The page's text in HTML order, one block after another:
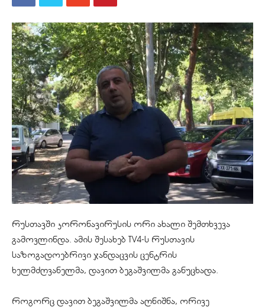
რუსთავში კორონავირუსის ორი ახალი შემთხვევა
გამოვლინდა. ამის შესახებ TV4-ს რუსთავის
საზოგადოებრივი ჯანდაცვის ცენტრის
ხელმძღვანელმა, დავით ბეგაშვილმა განუცხადა.
როგორც დავით ბეგაშვილმა აღნიშნა, ორივე